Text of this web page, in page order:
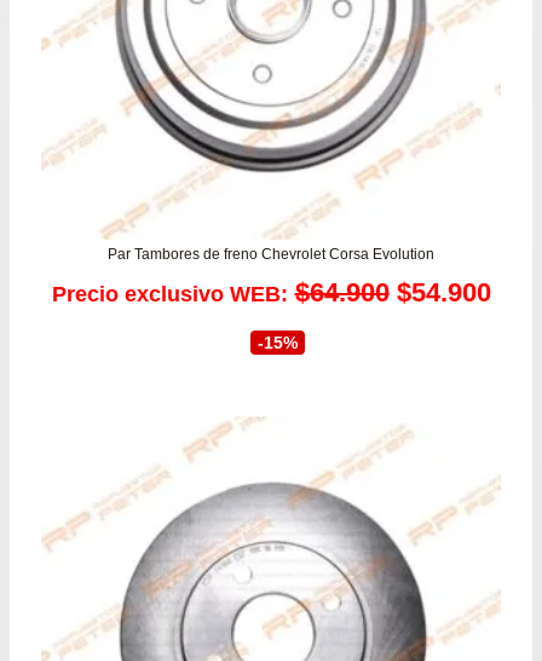
$112.990
Par Tambores de freno Chevrolet Corsa Evolution
Precio exclusivo WEB: $64.900 El
era:
$64.900.
$54.900El
-15%